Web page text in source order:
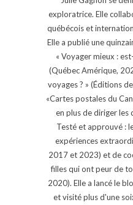
exploratrice. Elle
québécois et
Elle a publié une
« Voyager mieux :
(Québec Amérique,
voyages ? » (Éditions
«Cartes postales du
en plus de diriger les
Testé et approuvé :
expériences
2017 et 2023) et de
filles qui ont peur de
2020). Elle a lancé le
et visité plus d'une